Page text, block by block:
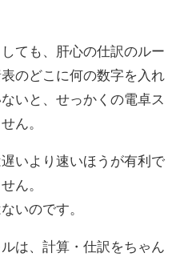
ても、肝心の仕訳のルー
のどこに何の数字を入れ
いと、せっかくの電卓ス
ん。
いより速いほうが有利で
ん。
いのです。
は、計算・仕訳をちゃん